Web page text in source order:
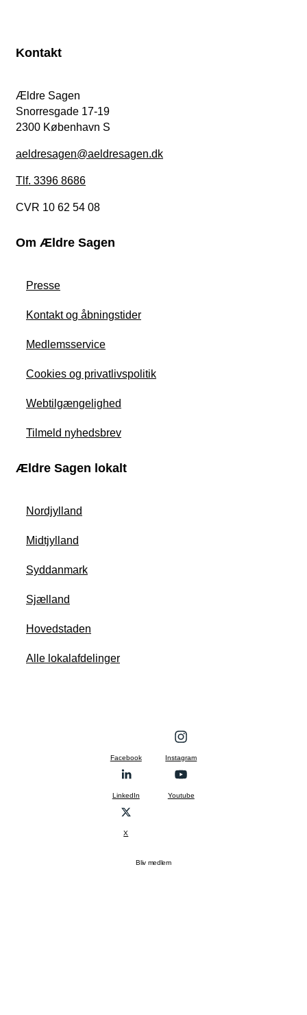
Kontakt
Ældre Sagen
Snorresgade 17-19
2300 København S
aeldresagen@aeldresagen.dk
Tlf. 3396 8686
CVR 10 62 54 08
Om Ældre Sagen
Presse
Kontakt og åbningstider
Medlemsservice
Cookies og privatlivspolitik
Webtilgængelighed
Tilmeld nyhedsbrev
Ældre Sagen lokalt
Nordjylland
Midtjylland
Syddanmark
Sjælland
Hovedstaden
Alle lokalafdelinger
Facebook Instagram
LinkedIn Youtube
X
Bliv medlem